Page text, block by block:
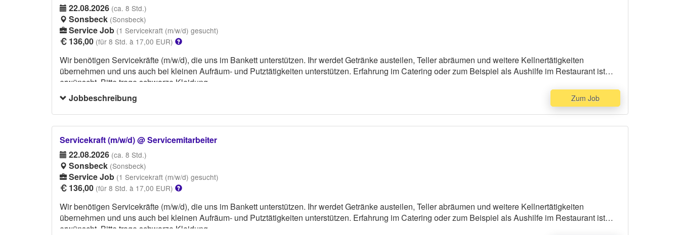
22.08.2026 (ca. 8 Std.)
Sonsbeck (Sonsbeck)
Service Job (1 Servicekraft (m/w/d) gesucht)
136,00 (für 8 Std. à 17,00 EUR)
Wir benötigen Servicekräfte (m/w/d), die uns im Bankett unterstützen. Ihr werdet Getränke austeilen, Teller abräumen und weitere Kellnertätigkeiten
übernehmen und uns auch bei kleinen Aufräum- und Putztätigkeiten unterstützen. Erfahrung im Catering oder zum Beispiel als Aushilfe im Restaurant ist
erwünscht. Bitte trage schwarze Kleidung.
Jobbeschreibung
Zum Job
Servicekraft (m/w/d) @ Servicemitarbeiter
22.08.2026 (ca. 8 Std.)
Sonsbeck (Sonsbeck)
Service Job (1 Servicekraft (m/w/d) gesucht)
136,00 (für 8 Std. à 17,00 EUR)
Wir benötigen Servicekräfte (m/w/d), die uns im Bankett unterstützen. Ihr werdet Getränke austeilen, Teller abräumen und weitere Kellnertätigkeiten
übernehmen und uns auch bei kleinen Aufräum- und Putztätigkeiten unterstützen. Erfahrung im Catering oder zum Beispiel als Aushilfe im Restaurant ist
erwünscht. Bitte trage schwarze Kleidung.